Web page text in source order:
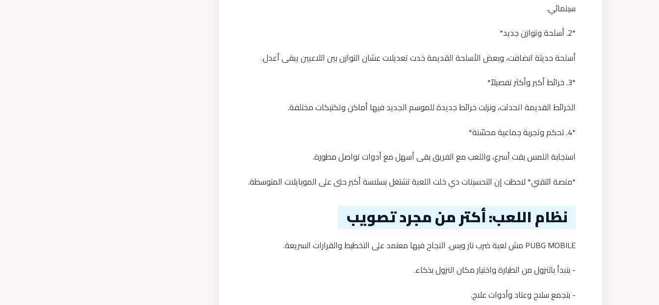
سينمائي.
*2. أسلحة وتوازن جديد*
أسلحة حديثة انضافت، وبعض الأسلحة القديمة خدت تعديلات عشان التوازن بين اللاعبين يبقى أعدل.
*3. خرائط أكبر وأكثر تفصيلاً*
الخرائط القديمة اتحدثت، ونزلت خرائط جديدة للموسم الجديد فيها أماكن وتكتيكات مختلفة.
*4. تحكم وتجربة جماعية محسّنة*
استجابة اللمس بقت أسرع، واللعب مع الفريق بقى أسهل مع أدوات تواصل مطورة.
*منصة التقني* لاحظت إن التحسينات دي خلت اللعبة تشتغل بسلاسة أكبر حتى على الموبايلات المتوسطة.
نظام اللعب: أكتر من مجرد تصويب
PUBG MOBILE مش لعبة ضرب نار وبس. النجاح فيها معتمد على التخطيط والقرارات السريعة.
- بتبدأ بالنزول من الطيارة واختيار مكان النزول بذكاء.
- بتجمع سلاح وعتاد وأدوات علاج.